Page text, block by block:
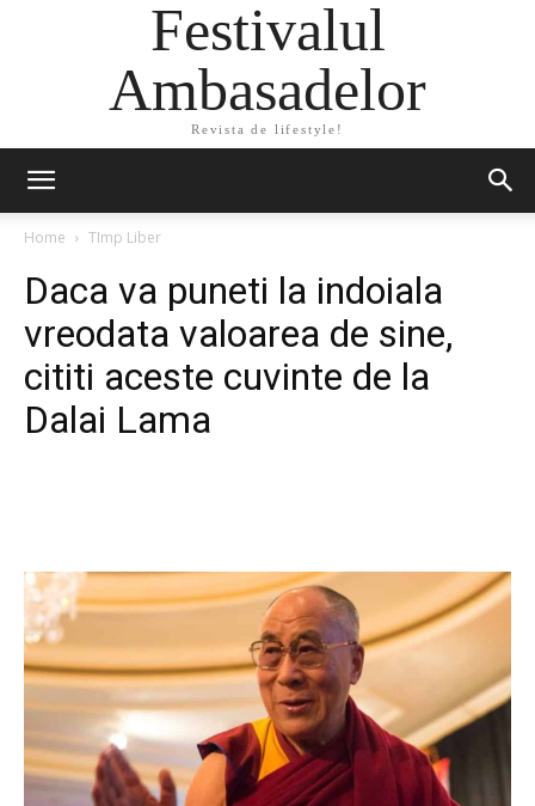
Festivalul
Ambasadelor
Revista de lifestyle!
Home TImp Liber
Daca va puneti la indoiala
vreodata valoarea de sine,
cititi aceste cuvinte de la
Dalai Lama